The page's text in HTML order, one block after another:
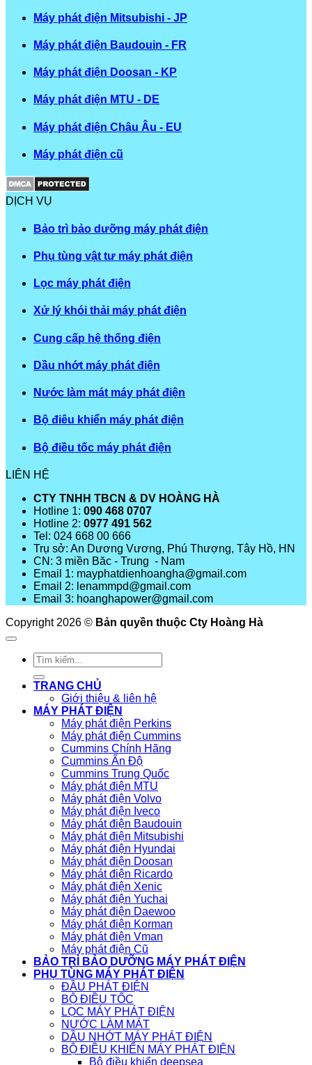
Máy phát điện Mitsubishi - JP
Máy phát điện Baudouin - FR
Máy phát điện Doosan - KP
Máy phát điện MTU - DE
Máy phát điện Châu Âu - EU
Máy phát điện cũ
DỊCH VỤ
Bảo trì bảo dưỡng máy phát điện
Phụ tùng vật tư máy phát điện
Lọc máy phát điện
Xử lý khói thải máy phát điện
Cung cấp hệ thống điện
Dầu nhớt máy phát điện
Nước làm mát máy phát điện
Bộ điêu khiển máy phát điện
Bộ điều tốc máy phát điện
LIÊN HỆ
CTY TNHH TBCN & DV HOÀNG HÀ
Hotline 1: 090 468 0707
Hotline 2: 0977 491 562
Tel: 024 668 00 666
Trụ sở: An Dương Vương, Phú Thượng, Tây Hồ, HN
CN: 3 miền Băc - Trung - Nam
Email 1: mayphatdienhoangha@gmail.com
Email 2: lenammpd@gmail.com
Email 3: hoanghapower@gmail.com
Copyright 2026 © Bản quyền thuộc Cty Hoàng Hà
Tìm
kiếm:
TRANG CHỦ
Giới thiệu & liên hệ
MÁY PHÁT ĐIỆN
Máy phát điện Perkins
Máy phát điện Cummins
Cummins Chính Hãng
Cummins Ấn Độ
Cummins Trung Quốc
Máy phát điện MTU
Máy phát điện Volvo
Máy phát điện Iveco
Máy phát điện Baudouin
Máy phát điện Mitsubishi
Máy phát điện Hyundai
Máy phát điện Doosan
Máy phát điện Ricardo
Máy phát điện Xenic
Máy phát điện Yuchai
Máy phát điện Daewoo
Máy phát điện Korman
Máy phát điện Vman
Máy phát điện Cũ
BẢO TRÌ BẢO DƯỠNG MÁY PHÁT ĐIỆN
PHỤ TÙNG MÁY PHÁT ĐIỆN
ĐẦU PHÁT ĐIỆN
BỘ ĐIỀU TỐC
LỌC MÁY PHÁT ĐIỆN
NƯỚC LÀM MÁT
DẦU NHỚT MÁY PHÁT ĐIỆN
BỘ ĐIỀU KHIỂN MÁY PHÁT ĐIỆN
Bộ điều khiển deepsea